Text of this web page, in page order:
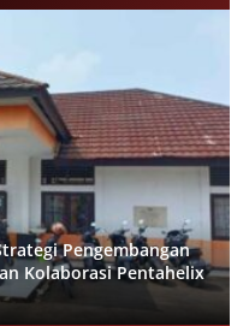
Pengembangan
Kolaborasi Pentahelix